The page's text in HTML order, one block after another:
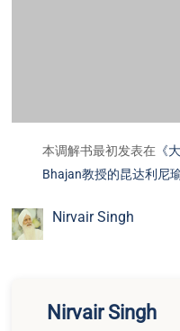
本调解书最初发表在 《
Bhajan教授的昆达利尼
Nirvair Singh
Nirvair Singh